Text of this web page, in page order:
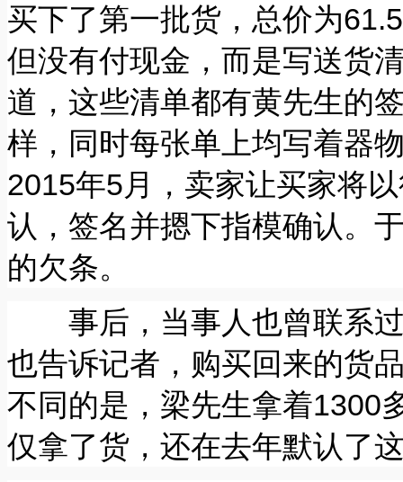
买下了第一批货，总价为
但没有付现金，而是写送货
道，这些清单都有黄先生的
样，同时每张单上均写着器
2015年5月，卖家让买家将
认，签名并摁下指模确认。
的欠条。
事后，当事人也曾联系过
也告诉记者，购买回来的货
不同的是，梁先生拿着1300
仅拿了货，还在去年默认了